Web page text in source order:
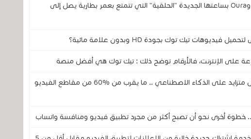
Casio تتحدى شركتي سامسونج وOura بساعتها الجديدة "الحلقية" التي تتمتع بعمر بطارية يصل إلى
على الإنترنت، فالأرقام توضح ذلك : تيك توك هي أفضل منصة
تطبيق تيك توك أصبح يعتمد بشكل متزايد على الذكاء الاصطناعي .. ما يقرب من %60 من مقاطع الفيديو
.. خطوة أخرى نحو أن تصبح أكثر من مجرد تطبيق فيديو ومنافسة واتساب